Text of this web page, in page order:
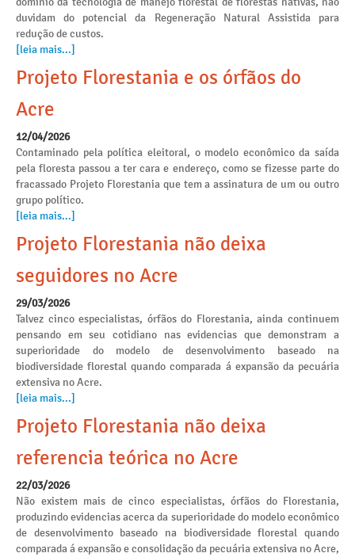
duvidam do potencial da Regeneração Natural Assistida para
redução de custos.
[leia mais...]
Projeto Florestania e os órfãos do
Acre
12/04/2026
Contaminado pela política eleitoral, o modelo econômico da saída
pela floresta passou a ter cara e endereço, como se fizesse parte do
fracassado Projeto Florestania que tem a assinatura de um ou outro
grupo político.
[leia mais...]
Projeto Florestania não deixa
seguidores no Acre
29/03/2026
Talvez cinco especialistas, órfãos do Florestania, ainda continuem
pensando em seu cotidiano nas evidencias que demonstram a
superioridade do modelo de desenvolvimento baseado na
biodiversidade florestal quando comparada á expansão da pecuária
extensiva no Acre.
[leia mais...]
Projeto Florestania não deixa
referencia teórica no Acre
22/03/2026
Não existem mais de cinco especialistas, órfãos do Florestania,
produzindo evidencias acerca da superioridade do modelo econômico
de desenvolvimento baseado na biodiversidade florestal quando
comparada á expansão e consolidação da pecuária extensiva no Acre,